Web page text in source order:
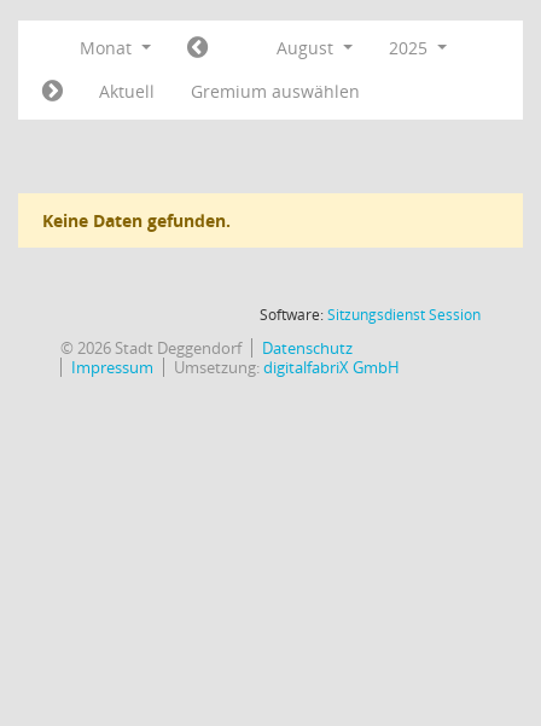
Monat August
2025
Aktuell
Gremium auswählen
Keine Daten gefunden.
Software:SitzungsdienstSession(Wird in
© 2026 Stadt Deggendorf
Datenschutz
Impressum
Umsetzung:digitalfabriX GmbH